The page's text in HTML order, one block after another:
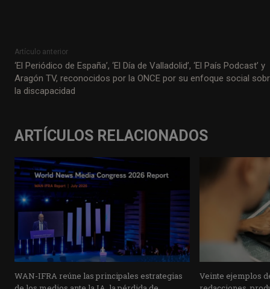
Artículo anterior
‘El Periódico de España’, ‘El Día de Valladolid’, ‘El País Podcast’ y
Aragón TV, reconocidos por la ONCE por su enfoque social
la discapacidad
ARTÍCULOS RELACIONADOS
WAN-IFRA reúne las principales estrategias
Veinte ejemplos